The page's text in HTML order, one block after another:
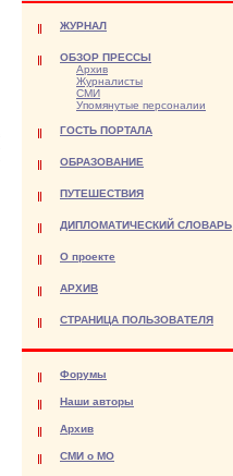
ЖУРНАЛ
ОБЗОР ПРЕССЫ
Архив
Журналисты
СМИ
Упомянутые персоналии
ГОСТЬ ПОРТАЛА
ОБРАЗОВАНИЕ
ПУТЕШЕСТВИЯ
ДИПЛОМАТИЧЕСКИЙ СЛОВАРЬ
О проекте
АРХИВ
СТРАНИЦА ПОЛЬЗОВАТЕЛЯ
Форумы
Наши авторы
Архив
СМИ о МО